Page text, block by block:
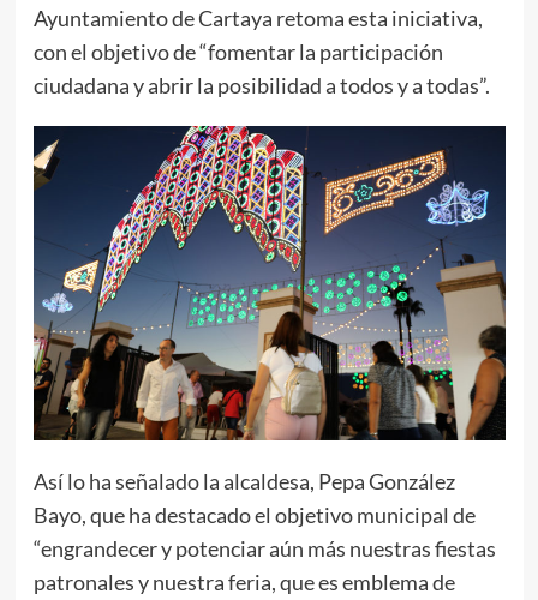
Ayuntamiento de Cartaya retoma esta iniciativa,
con el objetivo de “fomentar la participación
ciudadana y abrir la posibilidad a todos y a todas”.
Así lo ha señalado la alcaldesa, Pepa González
Bayo, que ha destacado el objetivo municipal de
“engrandecer y potenciar aún más nuestras fiestas
patronales y nuestra feria, que es emblema de